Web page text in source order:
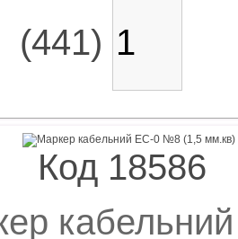
(441)
Код 18586